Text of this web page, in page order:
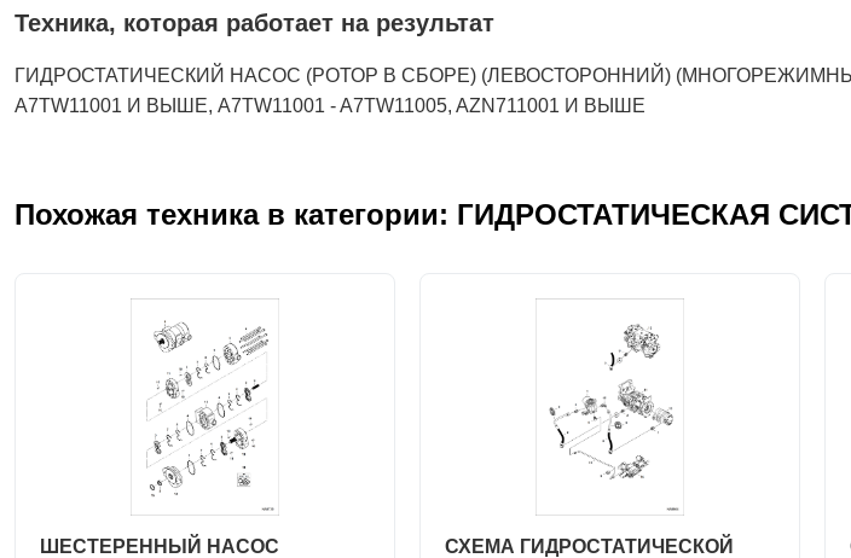
Техника, которая работает на результат
ГИДРОСТАТИЧЕСКИЙ НАСОС (РОТОР В СБОРЕ) (ЛЕВОСТОРОННИЙ) (МНОГОРЕЖИМНЫЙ
A7TW11001 И ВЫШЕ, A7TW11001 - A7TW11005, AZN711001 И ВЫШЕ
Похожая техника в категории: ГИДРОСТАТИЧЕСКАЯ
ШЕСТЕРЕННЫЙ НАСОС
СХЕМА ГИДРОСТАТИЧЕСКОЙ